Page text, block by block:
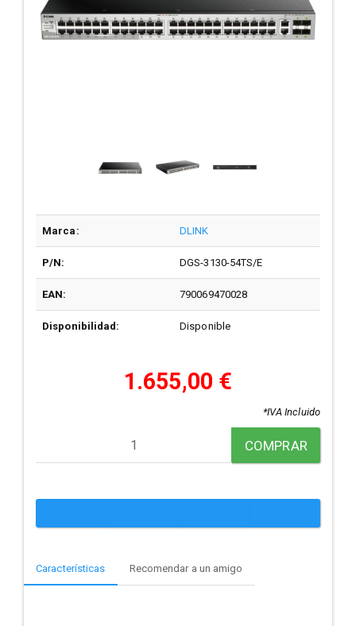
Marca: DLINK
P/N: DGS-3130-54TS/E
EAN: 790069470028
Disponibilidad: Disponible
1.655,00 €
*IVA Incluido
COMPRAR
Características Recomendar a un amigo